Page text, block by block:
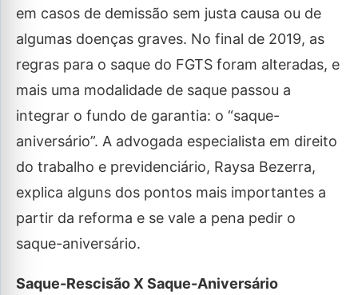
em casos de demissão sem justa causa ou de
algumas doenças graves. No final de 2019, as
regras para o saque do FGTS foram alteradas, e
mais uma modalidade de saque passou a
integrar o fundo de garantia: o “saque-
aniversário”. A advogada especialista em direito
do trabalho e previdenciário, Raysa Bezerra,
explica alguns dos pontos mais importantes a
partir da reforma e se vale a pena pedir o
saque-aniversário.
Saque-Rescisão X Saque-Aniversário